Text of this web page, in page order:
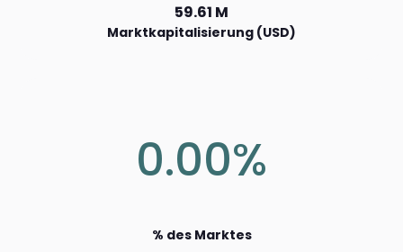
59.61 M
Marktkapitalisierung (USD)
0.00%
% des Marktes